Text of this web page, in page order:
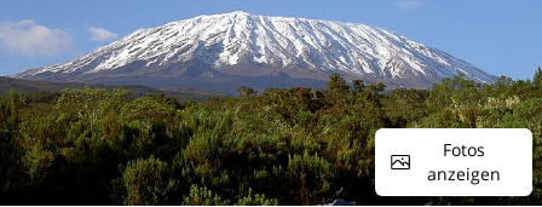
Fotos
anzeigen